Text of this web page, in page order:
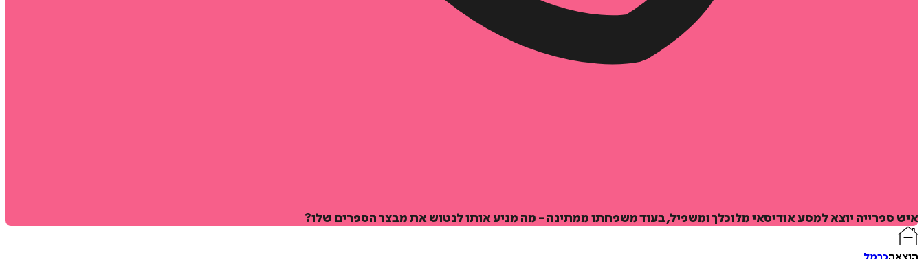
איש ספרייה יוצא למסע אודיסאי מלוכלך ומשפיל, בעוד משפחתו ממתינה - מה מניע אותו לנטוש את מבצר הספרים שלו?